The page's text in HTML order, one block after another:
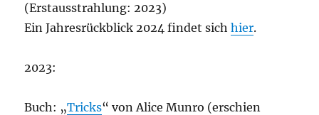
(Erstausstrahlung: 2023)
Ein Jahresrückblick 2024 findet sichhier.
2023:
Buch: „Tricks“ von Alice Munro (erschien